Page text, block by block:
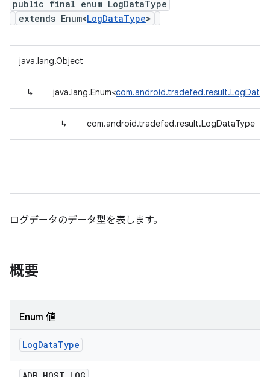
public final enum LogDataType
extends Enum<LogDataType>
java.lang.Object
↳ java.lang.Enum<
↳ com.android.tradefed.result.LogDataType
ログデータのデータ型を表します。
概要
Enum 値
LogDataType